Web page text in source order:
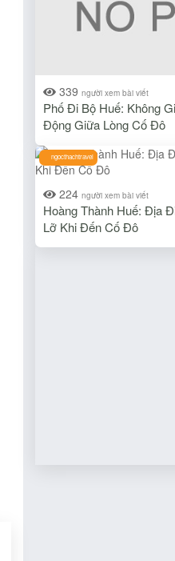
339 người xem bài viết
Phố Đi Bộ Huế: Không
Động Giữa Lòng Cố Đô
ngocthachtravel
224 người xem bài viết
Hoàng Thành Huế: Địa
Lỡ Khi Đến Cố Đô